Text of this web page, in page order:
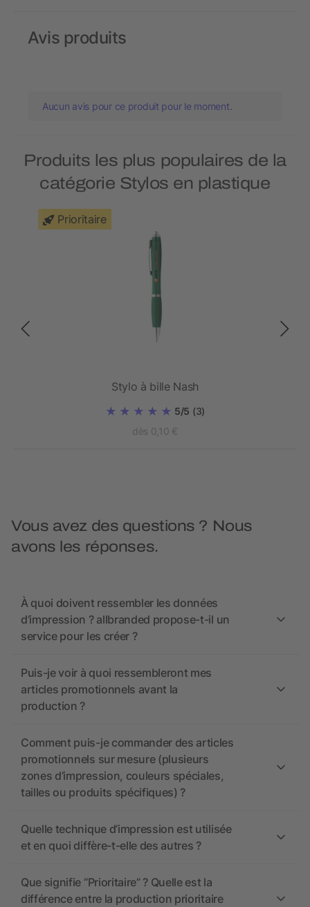
Avis produits
Aucun avis pour ce produit pour le moment.
Produits les plus populaires de la
catégorie Stylos en plastique
Prioritaire
Stylo à bille Nash
5/5 (3)
dès 0,10 €
Vous avez des questions ? Nous
avons les réponses.
À quoi doivent ressembler les données
d’impression ? allbranded propose-t-il un
service pour les créer ?
Puis-je voir à quoi ressembleront mes
articles promotionnels avant la
production ?
Comment puis-je commander des articles
promotionnels sur mesure (plusieurs
zones d’impression, couleurs spéciales,
tailles ou produits spécifiques) ?
Quelle technique d’impression est utilisée
et en quoi diffère-t-elle des autres ?
Que signifie “Prioritaire” ? Quelle est la
différence entre la production prioritaire